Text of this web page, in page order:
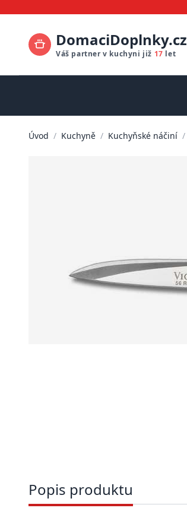
DomaciDoplnky.cz
Váš partner v kuchyni již 17 let
Úvod / Kuchyně / Kuchyňské náčiní /
Popis produktu